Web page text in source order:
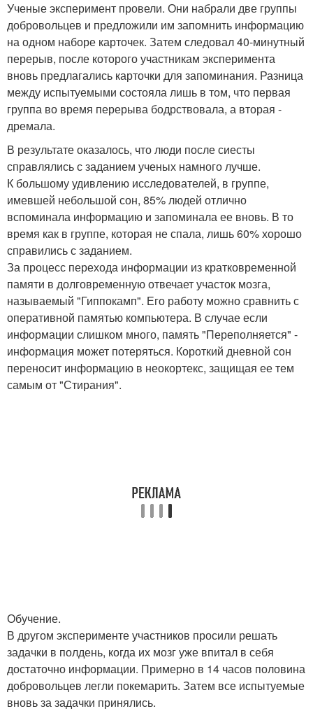
Ученые эксперимент провели. Они набрали две группы
добровольцев и предложили им запомнить информацию
на одном наборе карточек. Затем следовал 40-минутный
перерыв, после которого участникам эксперимента
вновь предлагались карточки для запоминания. Разница
между испытуемыми состояла лишь в том, что первая
группа во время перерыва бодрствовала, а вторая -
дремала.
В результате оказалось, что люди после сиесты
справлялись с заданием ученых намного лучше.
К большому удивлению исследователей, в группе,
имевшей небольшой сон, 85% людей отлично
вспоминала информацию и запоминала ее вновь. В то
время как в группе, которая не спала, лишь 60% хорошо
справились с заданием.
За процесс перехода информации из кратковременной
памяти в долговременную отвечает участок мозга,
называемый "Гиппокамп". Его работу можно сравнить с
оперативной памятью компьютера. В случае если
информации слишком много, память "Переполняется" -
информация может потеряться. Короткий дневной сон
переносит информацию в неокортекс, защищая ее тем
самым от "Стирания".
Обучение.
В другом эксперименте участников просили решать
задачки в полдень, когда их мозг уже впитал в себя
достаточно информации. Примерно в 14 часов половина
добровольцев легли покемарить. Затем все испытуемые
вновь за задачки принялись.